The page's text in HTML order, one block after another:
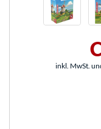
inkl. MwSt.